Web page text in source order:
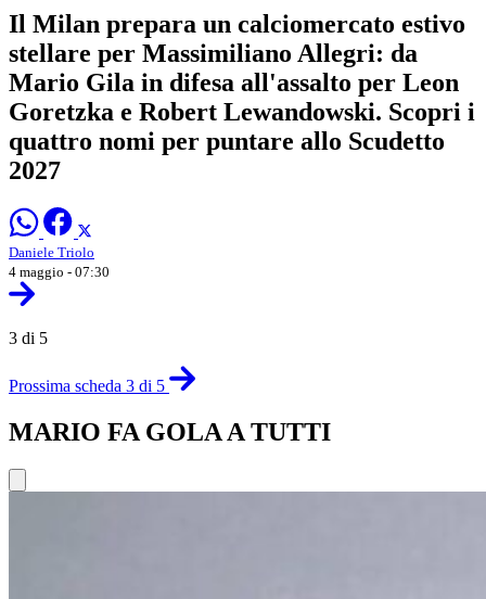
Il Milan prepara un calciomercato estivo
stellare per Massimiliano Allegri: da
Mario Gila in difesa all'assalto per Leon
Goretzka e Robert Lewandowski. Scopri i
quattro nomi per puntare allo Scudetto
2027
Daniele Triolo
4 maggio - 07:30
3 di 5
Prossima scheda 3 di 5
MARIO FA GOLA A TUTTI